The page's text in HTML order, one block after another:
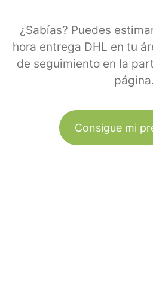
¿Sabías? Puedes
hora entrega DHL en tu
de seguimiento en la
página.
Consigue mi